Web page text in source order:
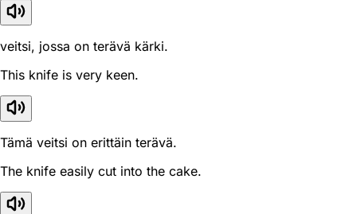
veitsi, jossa on terävä kärki.
This knife is very keen.
Tämä veitsi on erittäin terävä.
The knife easily cut into the cake.